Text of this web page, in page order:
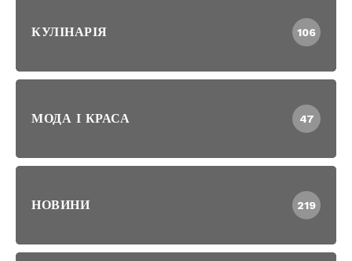
КУЛІНАРІЯ 106
МОДА І КРАСА 47
НОВИНИ 219